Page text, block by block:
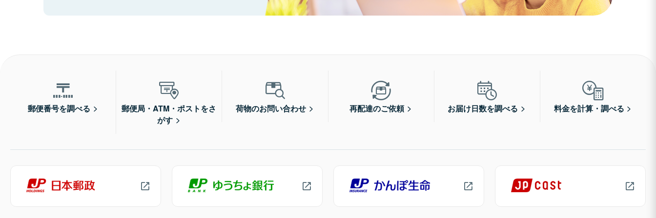
郵便番号を調べる
郵便局・ATM・ポストをさ
がす
荷物のお問い合わせ 再配達のご依頼 お届け日数を調べる 料金を計算・調べる